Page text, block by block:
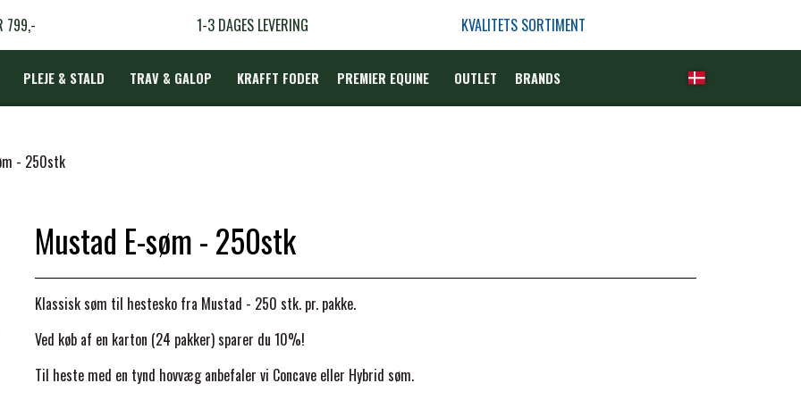
799,- 1-3 DAGES LEVERING KVALITETS SORTIMENT
PLEJE & STALD TRAV & GALOP KRAFFT FODER PREMIER EQUINE OUTLET BRANDS
- 250stk
Mustad E-søm - 250stk
Klassisk søm til hestesko fra Mustad - 250 stk. pr. pakke.
Ved køb af en karton (24 pakker) sparer du 10%!
Til heste med en tynd hovvæg anbefaler vi Concave eller Hybrid søm.